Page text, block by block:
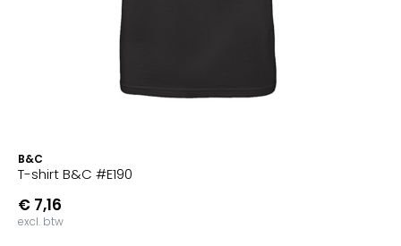
B&C
T-shirt B&C #E190
€ 7,16
excl. btw